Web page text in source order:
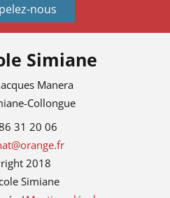
nous
Simiane
Manera
Collongue
31 20 06
2018
Simiane